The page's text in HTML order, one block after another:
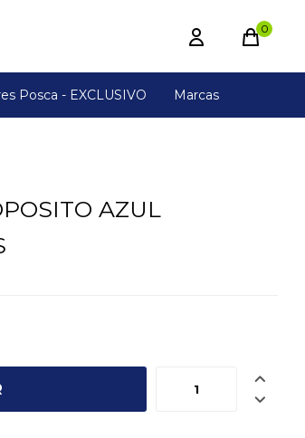
Posca - EXCLUSIVO Marcas
0
AZUL

